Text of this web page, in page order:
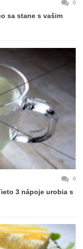
0
sa stane s vašim
0
3 nápoje urobia s